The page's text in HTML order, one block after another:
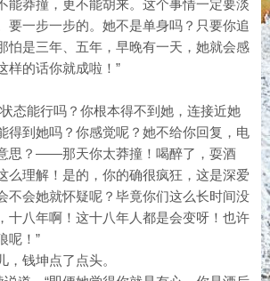
能莽撞，更不能胡来。这个事情一定要淡
要一步一步的。她不是单身吗？只要你追
怕是三年、五年，早晚有一天，她就会感
样的话你就成啦！”
态能行吗？你根本得不到她，连接近她
得到她吗？你感觉呢？她不给你回复，电
思？——那天你太莽撞！喝醉了，耍酒
么理解！是的，你的确很疯狂，这是深爱
不会她就怀疑呢？毕竟你们这么长时间没
十八年啊！这十八年人都是会变呀！也许
呢！”
，钱坤点了点头。